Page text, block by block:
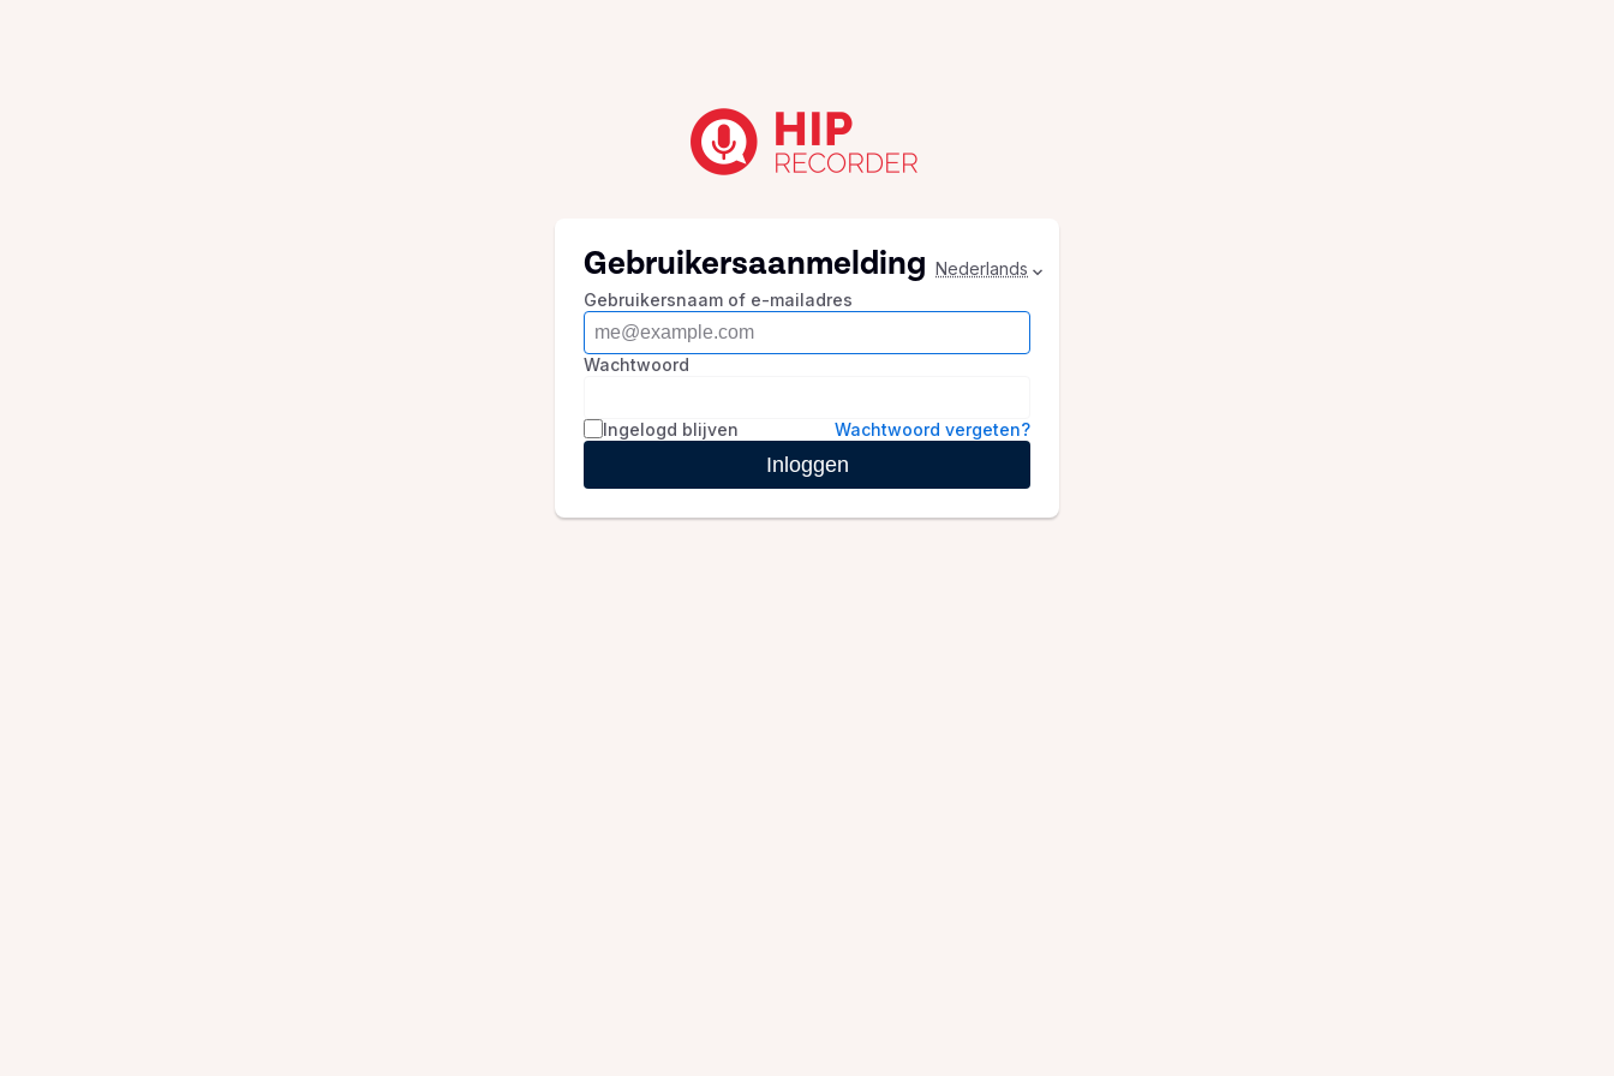
Gebruikersaanmelding Nederlands
Gebruikersnaam of e-mailadres
Wachtwoord
Ingelogd blijven Wachtwoord vergeten?
Inloggen